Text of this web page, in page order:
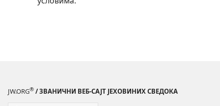
JW.ORG® / ЗВАНИЧНИ ВЕБ-САЈТ ЈЕХОВИНИХ СВЕДОКА